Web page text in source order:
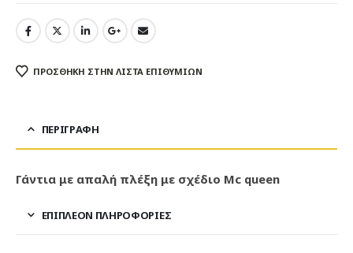
ΠΡΌΣΘΉΚΗ ΣΤΗΝ ΛΊΣΤΑ ΕΠΙΘΥΜΙΏΝ
ΠΕΡΙΓΡΑΦΉ
Γάντια με απαλή πλέξη με σχέδιο Mc queen
ΕΠΙΠΛΈΟΝ ΠΛΗΡΟΦΟΡΊΕΣ